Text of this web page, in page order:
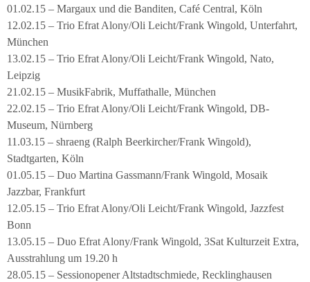
01.02.15 – Margaux und die Banditen, Café Central, Köln
12.02.15 – Trio Efrat Alony/Oli Leicht/Frank Wingold, Unterfahrt,
München
13.02.15 – Trio Efrat Alony/Oli Leicht/Frank Wingold, Nato,
Leipzig
21.02.15 – MusikFabrik, Muffathalle, München
22.02.15 – Trio Efrat Alony/Oli Leicht/Frank Wingold, DB-
Museum, Nürnberg
11.03.15 – shraeng (Ralph Beerkircher/Frank Wingold),
Stadtgarten, Köln
01.05.15 – Duo Martina Gassmann/Frank Wingold, Mosaik
Jazzbar, Frankfurt
12.05.15 – Trio Efrat Alony/Oli Leicht/Frank Wingold, Jazzfest
Bonn
13.05.15 – Duo Efrat Alony/Frank Wingold, 3Sat Kulturzeit Extra,
Ausstrahlung um 19.20 h
28.05.15 – Sessionopener Altstadtschmiede, Recklinghausen